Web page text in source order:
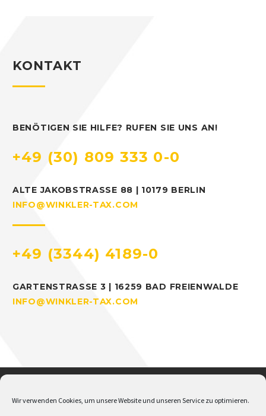
Wir verwenden Cookies, um unsere Website und unseren Service zu optimieren.
KONTAKT
BENÖTIGEN SIE HILFE? RUFEN SIE UNS AN!
+49 (30) 809 333 0-0
ALTE JAKOBSTRASSE 88 | 10179 BERLIN
INFO@WINKLER-TAX.COM
+49 (3344) 4189-0
GARTENSTRASSE 3 | 16259 BAD FREIENWALDE
INFO@WINKLER-TAX.COM